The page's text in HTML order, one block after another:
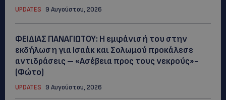
UPDATES 9 Αυγούστου, 2026
ΦΕΙΔΙΑΣ ΠΑΝΑΓΙΩΤΟΥ: Η εμφάνισή του στην
εκδήλωση για Ισαάκ και Σολωμού προκάλεσε
αντιδράσεις – «Ασέβεια προς τους νεκρούς»-
(Φώτο)
UPDATES 9 Αυγούστου, 2026